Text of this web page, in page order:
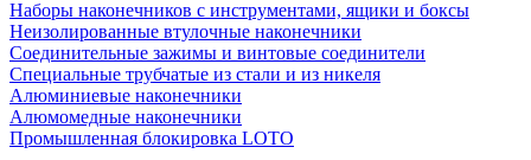
Наборы наконечников с инструментами, ящики и боксы
Неизолированные втулочные наконечники
Соединительные зажимы и винтовые соединители
Специальные трубчатые из стали и из никеля
Алюминиевые наконечники
Алюмомедные наконечники
Промышленная блокировка LOTO